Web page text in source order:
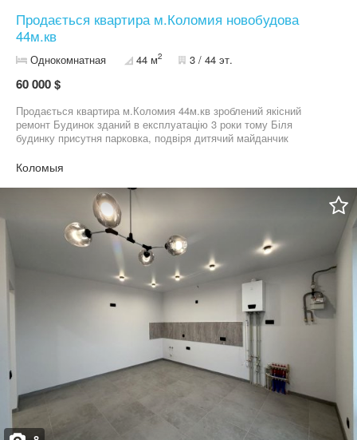
Продається квартира м.Коломия новобудова
44м.кв
Однокомнатная 44 м2 3 / 44 эт.
60 000 $
Продається квартира м.Коломия 44м.кв зроблений якісний
ремонт Будинок зданий в експлуатацію 3 роки тому Біля
будинку присутня парковка, подвіря дитячий майданчик
котлом, двох спальне ліжко, телевізор, мікрохвильовка,
Коломыя